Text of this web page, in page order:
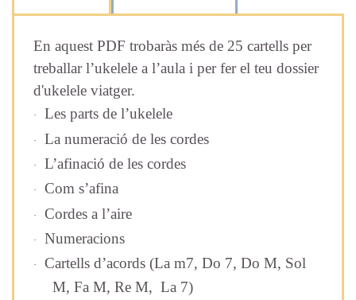
En aquest PDF trobaràs més de 25 cartells per
treballar l’ukelele a l’aula i per fer el teu dossier
d'ukelele viatger.
· Les parts de l’ukelele
· La numeració de les cordes
· L’afinació de les cordes
· Com s’afina
· Cordes a l’aire
· Numeracions
·
Cartells d’acords (La m7, Do 7, Do M, Sol
M, Fa M, Re M, La 7)